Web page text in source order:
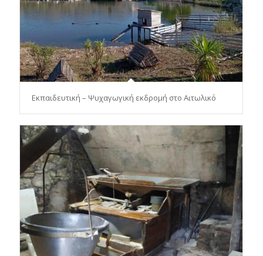
Εκπαιδευτική – Ψυχαγωγική εκδρομή στο Αιτωλικό